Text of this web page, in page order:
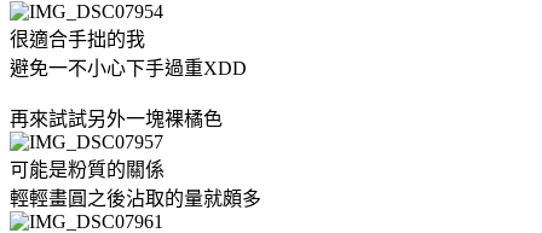
很適合手拙的我
避免一不小心下手過重XDD
再來試試另外一塊裸橘色
可能是粉質的關係
輕輕畫圓之後沾取的量就頗多